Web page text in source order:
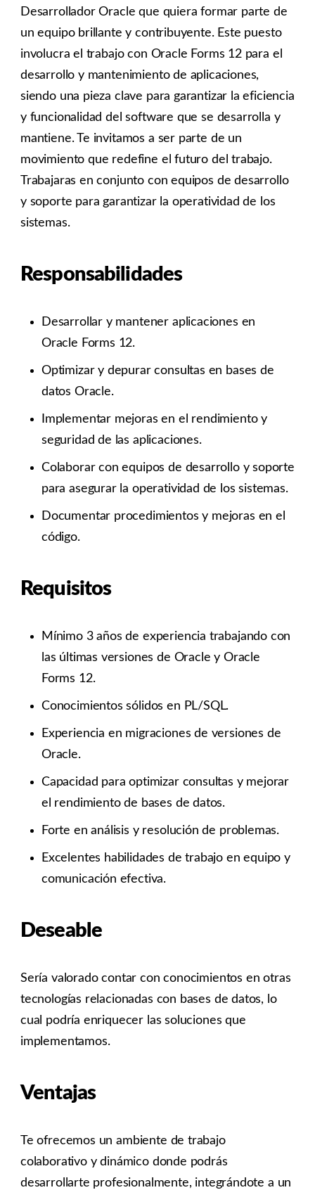
Desarrollador Oracle que quiera formar parte de
un equipo brillante y contribuyente. Este puesto
involucra el trabajo con Oracle Forms 12 para el
desarrollo y mantenimiento de aplicaciones,
siendo una pieza clave para garantizar la eficiencia
y funcionalidad del software que se desarrolla y
mantiene. Te invitamos a ser parte de un
movimiento que redefine el futuro del trabajo.
Trabajaras en conjunto con equipos de desarrollo
y soporte para garantizar la operatividad de los
sistemas.
Responsabilidades
Desarrollar y mantener aplicaciones en
Oracle Forms 12.
Optimizar y depurar consultas en bases de
datos Oracle.
Implementar mejoras en el rendimiento y
seguridad de las aplicaciones.
Colaborar con equipos de desarrollo y soporte
para asegurar la operatividad de los sistemas.
Documentar procedimientos y mejoras en el
código.
Requisitos
Mínimo 3 años de experiencia trabajando con
las últimas versiones de Oracle y Oracle
Forms 12.
Conocimientos sólidos en PL/SQL.
Experiencia en migraciones de versiones de
Oracle.
Capacidad para optimizar consultas y mejorar
el rendimiento de bases de datos.
Forte en análisis y resolución de problemas.
Excelentes habilidades de trabajo en equipo y
comunicación efectiva.
Deseable
Sería valorado contar con conocimientos en otras
tecnologías relacionadas con bases de datos, lo
cual podría enriquecer las soluciones que
implementamos.
Ventajas
Te ofrecemos un ambiente de trabajo
colaborativo y dinámico donde podrás
desarrollarte profesionalmente, integrándote a un